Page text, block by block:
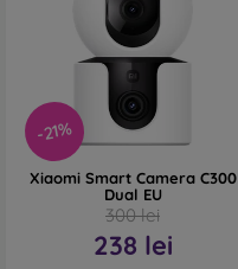
atât imaginea finală
rezoluție mai mare
să identificați
înregistrări.
Unghiul de
grade și indică
surprinde camera.
un unghi de 120°,
rotative.
-21%
Xiaomi Smart Camera C300
Dual EU
300 lei
238 lei